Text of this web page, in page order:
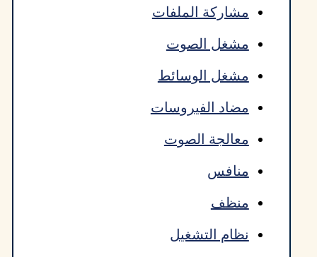
مشاركة الملفات
مشغل الصوت
مشغل الوسائط
مضاد الفيروسات
معالجة الصوت
نظام التشغيل